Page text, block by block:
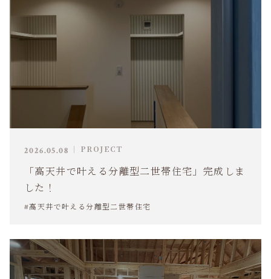
2026.05.08 PROJECT
「高天井で叶える分離型二世帯住宅」完成しま
した！
#高天井で叶える分離型二世帯住宅